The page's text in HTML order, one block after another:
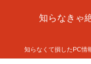
知らなきゃ
知らなくて損したPC情